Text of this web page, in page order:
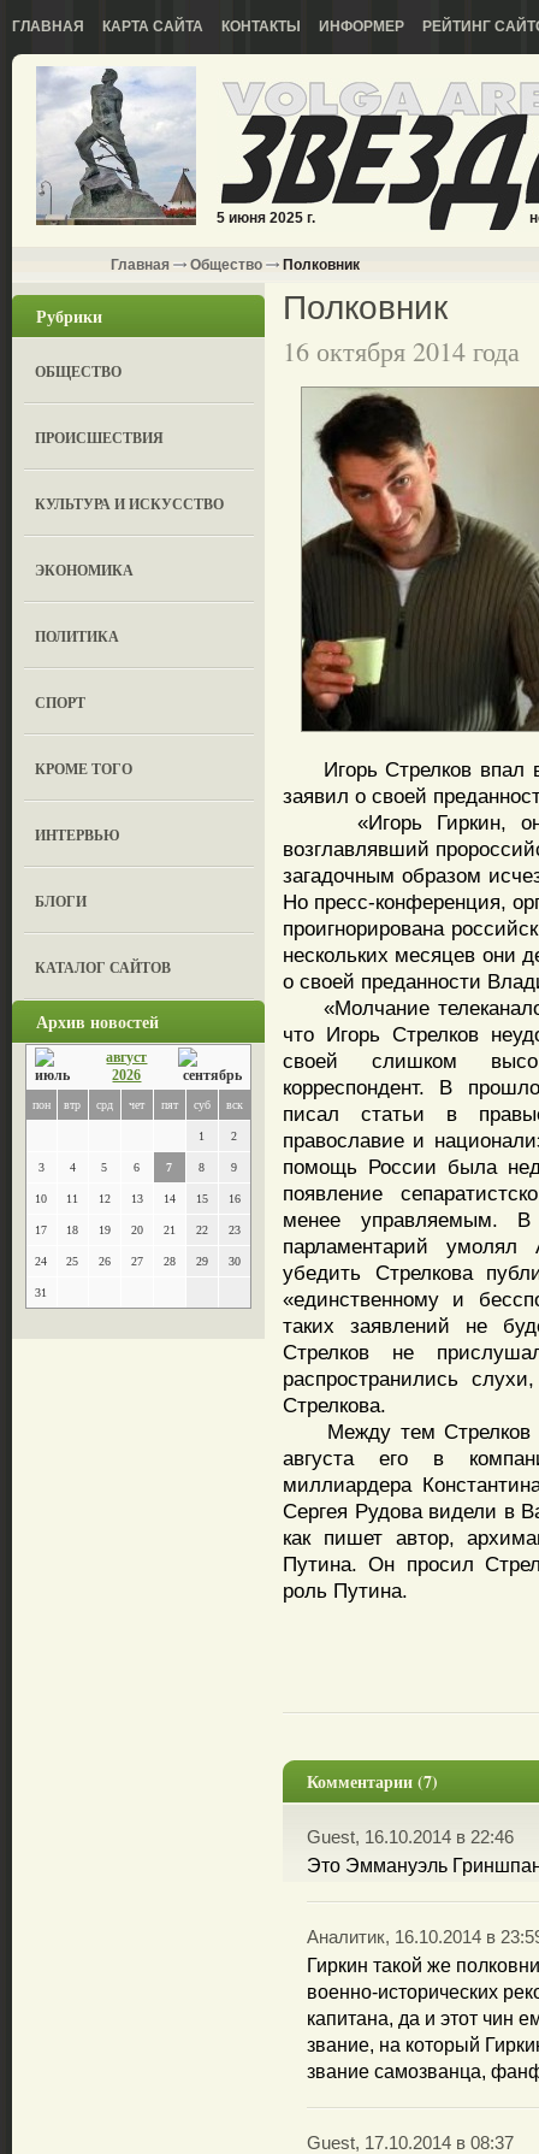
ГЛАВНАЯ КАРТА САЙТА КОНТАКТЫ ИНФОРМЕР РЕЙТИНГ
5 июня 2025 г.
Главная Общество Полковник
Рубрики
ОБЩЕСТВО
ПРОИСШЕСТВИЯ
КУЛЬТУРА И ИСКУССТВО
ЭКОНОМИКА
ПОЛИТИКА
СПОРТ
КРОМЕ ТОГО
ИНТЕРВЬЮ
БЛОГИ
КАТАЛОГ САЙТОВ
Архив новостей
август
2026
пон втр срд чет пят суб вск
1 2
3 4 5 6 7 8 9
10 11 12 13 14 15 16
17 18 19 20 21 22 23
24 25 26 27 28 29 30
31
Полковник
16 октября 2014 года
Игорь Стрелков впал в
заявил о своей
«Игорь Гиркин, он
возглавлявший
загадочным образом
Но пресс-конференция,
проигнорирована
нескольких месяцев они
о своей преданности
«Молчание
что Игорь Стрелков
своей слишком
корреспондент. В
писал статьи в
православие и
помощь России была
появление
менее управляемым.
парламентарий
убедить Стрелкова
«единственному и
таких заявлений не
Стрелков не
распространились
Стрелкова.
Между тем Стрелков
августа его в
миллиардера
Сергея Рудова видели в
как пишет автор,
Путина. Он просил
роль Путина.
Комментарии (7)
Guest, 16.10.2014 в 22:46
Это Эммануэль
Аналитик, 16.10.2014 в
Гиркин такой же
военно-исторических
капитана, да и этот чин
звание, на который
звание самозванца,
Guest, 17.10.2014 в 08:37